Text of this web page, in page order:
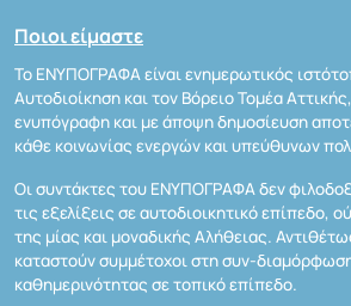
Ποιοι είμαστε
Το ΕΝΥΠΟΓΡΑΦΑ είναι ενημερωτικός
Αυτοδιοίκηση και τον Βόρειο Τομέα
ενυπόγραφη και με άποψη δημοσίευση
κάθε κοινωνίας ενεργών και υπεύθυνων
Οι συντάκτες του ΕΝΥΠΟΓΡΑΦΑ δεν
τις εξελίξεις σε αυτοδιοικητικό επίπεδο,
της μίας και μοναδικής Αλήθειας.
καταστούν συμμέτοχοι στη συν-
καθημερινότητας σε τοπικό επίπεδο.